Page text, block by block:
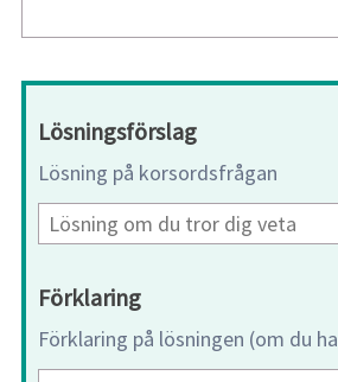
Lösningsförslag
Lösning på korsordsfrågan
Förklaring
Förklaring på lösningen (om du